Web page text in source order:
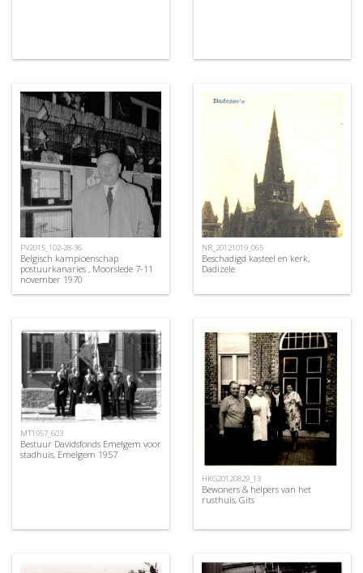
PV2015_102-28-36
Belgisch kampioenschap
postuurkanaries , Moorslede 7-11
november 1970
NR_20121019_065
Beschadigd kasteel en kerk,
Dadizele
MT1957_603
Bestuur Davidsfonds Emelgem voor
stadhuis, Emelgem 1957
HKG20120829_13
Bewoners & helpers van het
rusthuis, Gits